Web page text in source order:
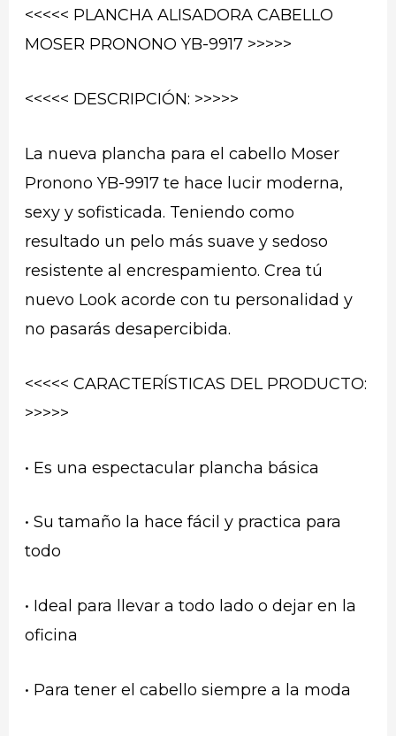
<<<<< PLANCHA ALISADORA CABELLO
MOSER PRONONO YB-9917 >>>>>
<<<<< DESCRIPCIÓN: >>>>>
La nueva plancha para el cabello Moser
Pronono YB-9917 te hace lucir moderna,
sexy y sofisticada. Teniendo como
resultado un pelo más suave y sedoso
resistente al encrespamiento. Crea tú
nuevo Look acorde con tu personalidad y
no pasarás desapercibida.
<<<<< CARACTERÍSTICAS DEL PRODUCTO:
>>>>>
• Es una espectacular plancha básica
• Su tamaño la hace fácil y practica para
todo
• Ideal para llevar a todo lado o dejar en la
oficina
• Para tener el cabello siempre a la moda